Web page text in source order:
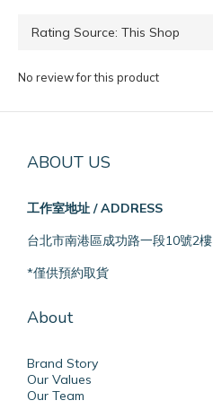
No review for this product
ABOUT US
工作室地址 / ADDRESS
台北市南港區成功路一段10號2樓
*僅供預約取貨
About
Brand Story
Our Values
Our Team